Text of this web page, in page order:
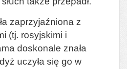
zaprzyjaźniona z
(tj. rosyjskimi i
doskonale znała
uczyła się go w